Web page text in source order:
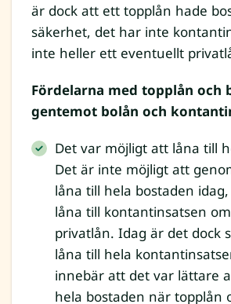
är dock att ett topplån hade
säkerhet, det har inte
inte heller ett eventuellt
Fördelarna med topplån och
gentemot bolån och
Det var möjligt att låna till
Det är inte möjligt att
låna till hela bostaden
låna till kontantinsatsen
privatlån. Idag är det dock
låna till hela
innebär att det var lättare
hela bostaden när topplån